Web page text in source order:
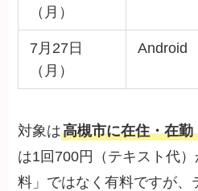
（月）
7月27日
（月）
Android
対象は高槻市に在住・在勤
は1回700円（テキスト代
料」ではなく有料ですが、